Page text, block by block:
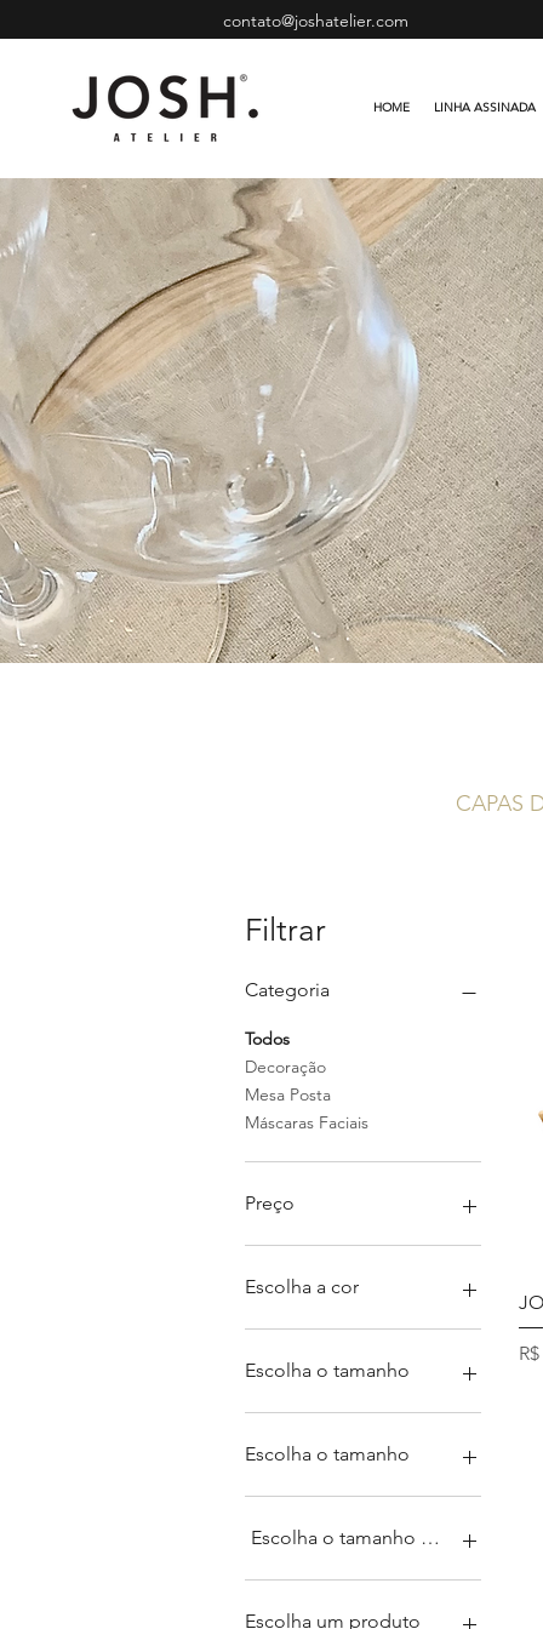
contato@joshatelier.com
HOME LINHA ASSINADA
CAPAS
Filtrar
Categoria
Todos
Decoração
Mesa Posta
Máscaras Faciais
Preço
Escolha a cor
Escolha o tamanho
120x220
120x260
140x220
140x260
150x240
150x280
Escolha o tamanho
150x200
15cm
200x300
20cm
Escolha o tamanho da largura
De 100cm à 150cm
De 160 à 200cm
Escolha um produto